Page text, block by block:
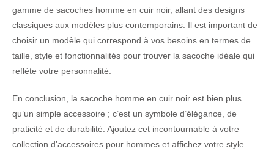
gamme de sacoches homme en cuir noir, allant des designs
classiques aux modèles plus contemporains. Il est important de
choisir un modèle qui correspond à vos besoins en termes de
taille, style et fonctionnalités pour trouver la sacoche idéale qui
reflète votre personnalité.
En conclusion, la sacoche homme en cuir noir est bien plus
qu’un simple accessoire ; c’est un symbole d’élégance, de
praticité et de durabilité. Ajoutez cet incontournable à votre
collection d’accessoires pour hommes et affichez votre style